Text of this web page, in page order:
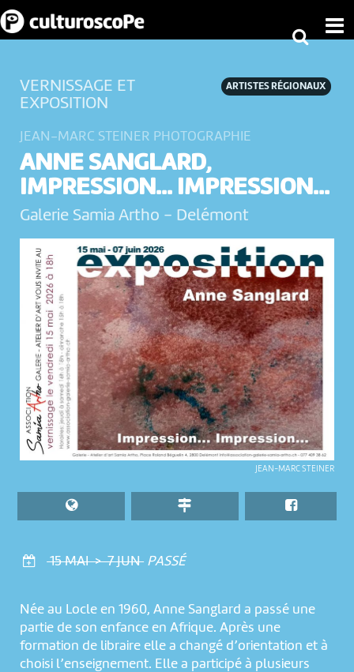
15 MAI > 7 JUN PASSÉ
JEAN-MARC STEINER
ARTISTES RÉGIONAUX
VERNISSAGE ET
EXPOSITION
JEAN-MARC STEINER PHOTOGRAPHIE
ANNE SANGLARD,
IMPRESSION... IMPRESSION...
Galerie Samia Artho - Delémont
Née au Locle en 1960, Anne Sanglard a passé une
partie de son enfance en Afrique. Après une
formation de libraire elle a changé d’orientation et à
choisi l’enseignement. Elle a participé à plusieurs